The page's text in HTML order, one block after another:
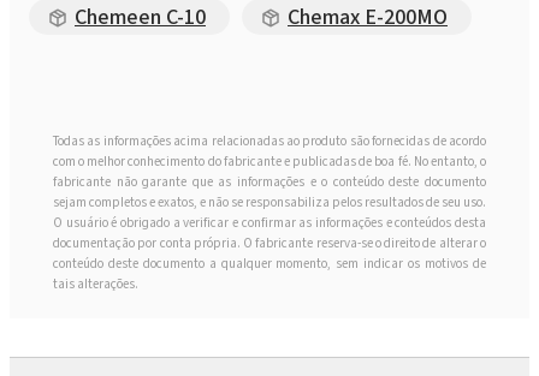
Chemeen C-10
Chemax E-200MO
Todas as informações acima relacionadas ao produto são fornecidas de acordo
com o melhor conhecimento do fabricante e publicadas de boa fé. No entanto, o
fabricante não garante que as informações e o conteúdo deste documento
sejam completos e exatos, e não se responsabiliza pelos resultados de seu uso.
O usuário é obrigado a verificar e confirmar as informações e conteúdos desta
documentação por conta própria. O fabricante reserva-se o direito de alterar o
conteúdo deste documento a qualquer momento, sem indicar os motivos de
tais alterações.